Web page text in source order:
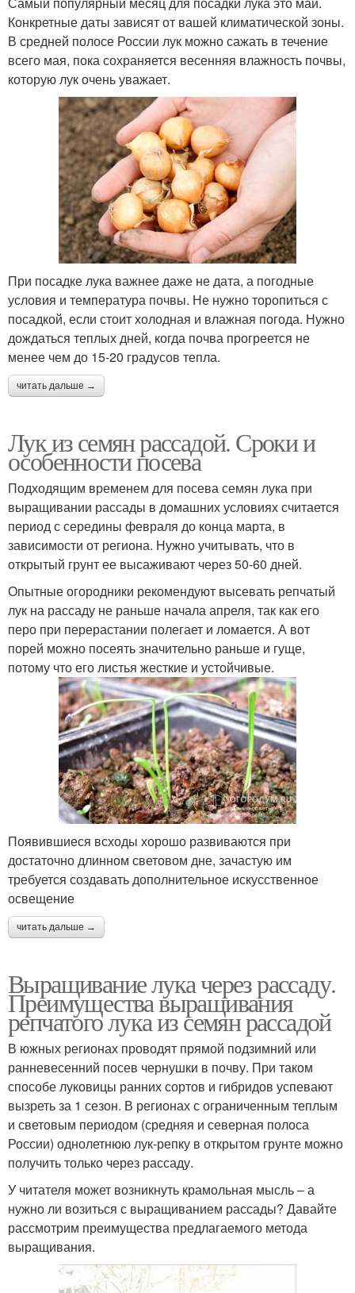
Конкретные даты зависят от вашей климатической зоны.
В средней полосе России лук можно сажать в течение
всего мая, пока сохраняется весенняя влажность почвы,
которую лук очень уважает.
При посадке лука важнее даже не дата, а погодные
условия и температура почвы. Не нужно торопиться с
посадкой, если стоит холодная и влажная погода. Нужно
дождаться теплых дней, когда почва прогреется не
менее чем до 15-20 градусов тепла.
читать дальше →
Лук из семян рассадой. Сроки и
особенности посева
Подходящим временем для посева семян лука при
выращивании рассады в домашних условиях считается
период с середины февраля до конца марта, в
зависимости от региона. Нужно учитывать, что в
открытый грунт ее высаживают через 50-60 дней.
Опытные огородники рекомендуют высевать репчатый
лук на рассаду не раньше начала апреля, так как его
перо при перерастании полегает и ломается. А вот
порей можно посеять значительно раньше и гуще,
потому что его листья жесткие и устойчивые.
Появившиеся всходы хорошо развиваются при
достаточно длинном световом дне, зачастую им
требуется создавать дополнительное искусственное
освещение
читать дальше →
Выращивание лука через рассаду.
Преимущества выращивания
репчатого лука из семян рассадой
В южных регионах проводят прямой подзимний или
ранневесенний посев чернушки в почву. При таком
способе луковицы ранних сортов и гибридов успевают
вызреть за 1 сезон. В регионах с ограниченным теплым
и световым периодом (средняя и северная полоса
России) однолетнюю лук-репку в открытом грунте можно
получить только через рассаду.
У читателя может возникнуть крамольная мысль – а
нужно ли возиться с выращиванием рассады? Давайте
рассмотрим преимущества предлагаемого метода
выращивания.